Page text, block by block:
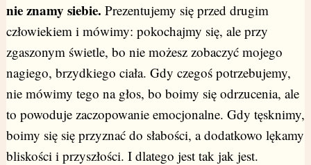
nie znamy siebie. Prezentujemy się przed drugim
człowiekiem i mówimy: pokochajmy się, ale przy
zgaszonym świetle, bo nie możesz zobaczyć mojego
nagiego, brzydkiego ciała. Gdy czegoś potrzebujemy,
nie mówimy tego na głos, bo boimy się odrzucenia, ale
to powoduje zaczopowanie emocjonalne. Gdy tęsknimy,
boimy się się przyznać do słabości, a dodatkowo lękamy
bliskości i przyszłości. I dlatego jest tak jak jest.